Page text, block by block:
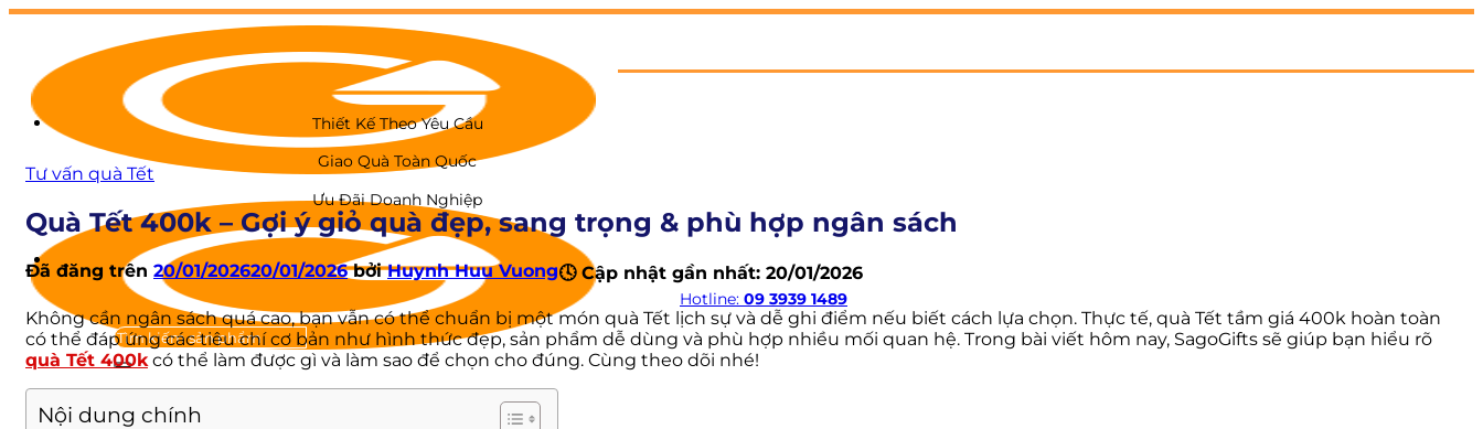
Chuyển
dung
GIỚI THIỆU
Thiết Kế Theo Yêu Cầu
Giao Quà Toàn Quốc
Ưu Đãi Doanh Nghiệp
Hotline: 09 3939 1489
Tư vấn quà Tết
Quà Tết 400k – Gợi ý giỏ quà đẹp, sang trọng & phù hợp ngân sách
Đã đăng trên 20/01/202620/01/2026 bởiHuynh Huu Vuong🕓 Cập nhật gần nhất: 20/01/2026
Không cần ngân sách quá cao, bạn vẫn có thể chuẩn bị một món quà Tết lịch sự và dễ ghi điểm nếu biết cách lựa chọn. Thực tế, quà Tết tầm giá 400k hoàn toàn
có thể đáp ứng các tiêu chí cơ bản như hình thức đẹp, sản phẩm dễ dùng và phù hợp nhiều mối quan hệ. Trong bài viết hôm nay, SagoGifts sẽ giúp bạn hiểu rõ
quà Tết 400kcó thể làm được gì và làm sao để chọn cho đúng. Cùng theo dõi nhé!
Nội dung chính